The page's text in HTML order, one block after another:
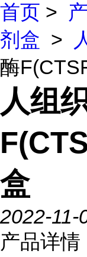
首页 >
剂盒 >
酶
人组
盒
2022-11-
产品详情